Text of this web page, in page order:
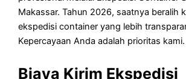
Makassar. Tahun 2026, saatnya beralih
ekspedisi container yang lebih
Kepercayaan Anda adalah prioritas kami.
Biaya Kirim Ekspedisi